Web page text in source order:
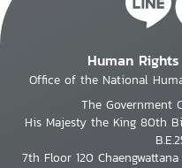
Human
Office of the National
The Government
His Majesty the King 80th
7th Floor 120